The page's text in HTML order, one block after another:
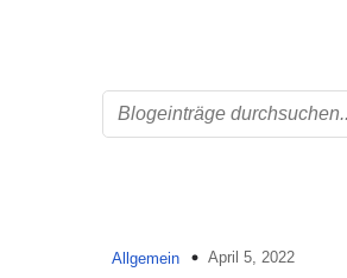
Allgemein April 5, 2022